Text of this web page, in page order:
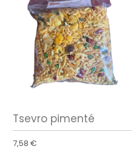
Tsevro pimenté
7,58 €